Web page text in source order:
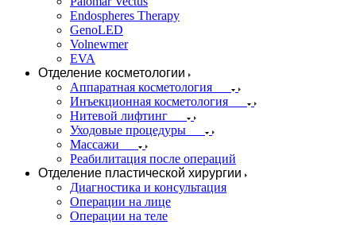
Endospheres Therapy
GenoLED
Volnewmer
EVA
Отделение косметологии
Аппаратная косметология
Инъекционная косметология
Нитевой лифтинг
Уходовые процедуры
Массажи
Реабилитация после операций
Отделение пластической хирургии
Диагностика и консультация
Операции на лице
Операции на теле